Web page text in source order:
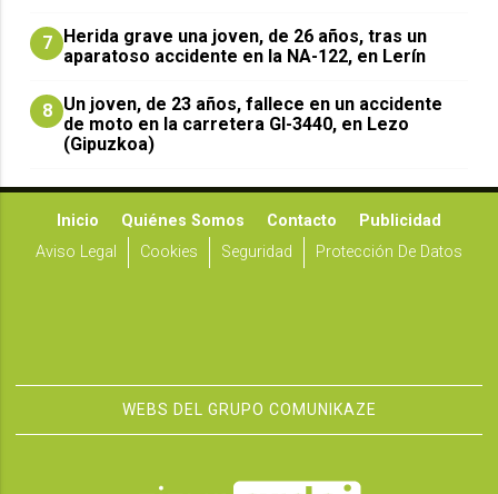
7 Herida grave una joven, de 26 años, tras un
aparatoso accidente en la NA-122, en Lerín
8 Un joven, de 23 años, fallece en un accidente
de moto en la carretera GI-3440, en Lezo
(Gipuzkoa)
Inicio Quiénes Somos Contacto
Publicidad
Aviso Legal
Cookies Seguridad Protección De Datos
WEBS DEL GRUPO COMUNIKAZE